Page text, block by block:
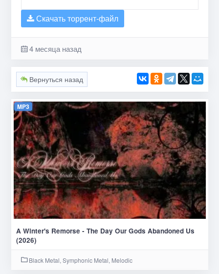
Скачать торрент-файл
4 месяца назад
Вернуться назад
MP3
A Winter's Remorse - The Day Our Gods Abandoned Us
(2026)
Black Metal, Symphonic Metal, Melodic